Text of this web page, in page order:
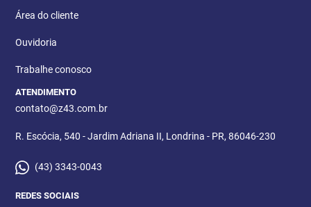
Área do cliente
Ouvidoria
Trabalhe conosco
ATENDIMENTO
contato@z43.com.br
R. Escócia, 540 - Jardim Adriana II, Londrina - PR, 86046-230
(43) 3343-0043
REDES SOCIAIS